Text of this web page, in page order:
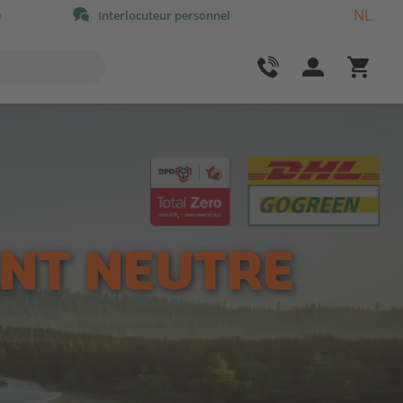
Interlocuteur personnel NL
NEUTRE